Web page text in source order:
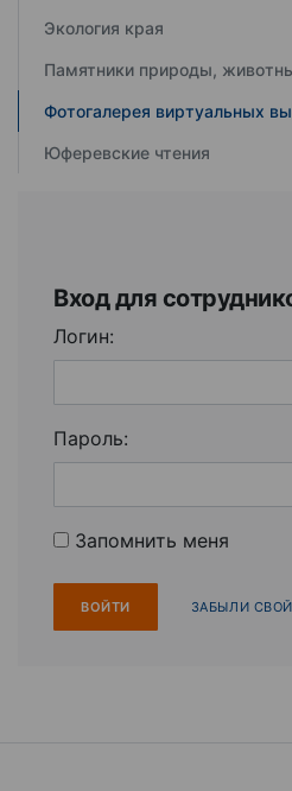
Экология края
Памятники природы,
Фотогалерея виртуальных
Юферевские чтения
Вход для
Логин:
Пароль:
Запомнить меня
ЗАБЫЛИ